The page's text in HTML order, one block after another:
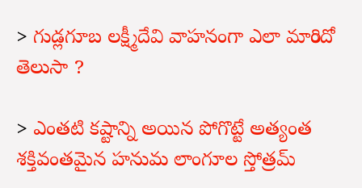
> గుడ్లగూబ లక్ష్మీదేవి వాహనంగా ఎలా మారిందో
తెలుసా ?
> ఎంతటి కష్టాన్ని అయిన పోగొట్టే అత్యంత
శక్తివంతమైన హనుమ లాంగూల స్తోత్రమ్